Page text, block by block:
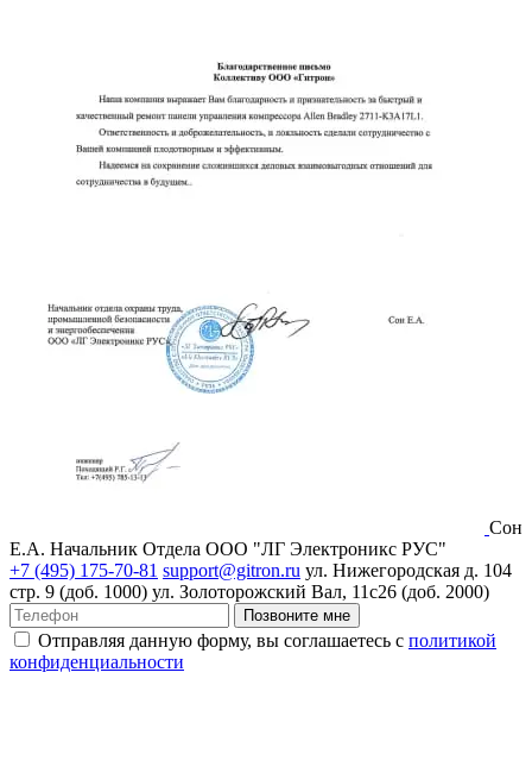
Сон
Е.А. Начальник Отдела ООО "ЛГ Электроникс РУС"
+7 (495) 175-70-81 support@gitron.ru ул. Нижегородская д. 104
стр. 9 (доб. 1000) ул. Золоторожский Вал, 11с26 (доб. 2000)
Позвоните мне
Отправляя данную форму, вы соглашаетесь с политикой
конфиденциальности